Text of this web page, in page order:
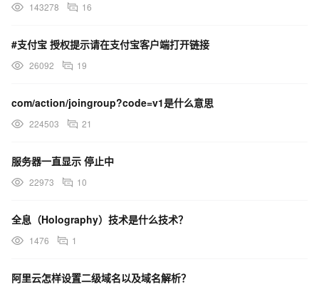
143278 16
#支付宝 授权提示请在支付宝客户端打开链接
26092 19
com/action/joingroup?code=v1是什么意思
224503 21
服务器一直显示 停止中
22973 10
全息（Holography）技术是什么技术？
1476 1
阿里云怎样设置二级域名以及域名解析？